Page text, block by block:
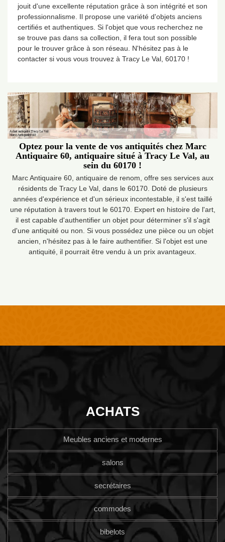
jouit d'une excellente réputation grâce à son intégrité et son
professionnalisme. Il propose une variété d'objets anciens
certifiés et authentiques. Si l'objet que vous recherchez ne
se trouve pas dans sa collection, il fera tout son possible
pour le trouver grâce à son réseau. N'hésitez pas à le
contacter si vous vous trouvez à Tracy Le Val, 60170 !
Optez pour la vente de vos antiquités chez Marc
Antiquaire 60, antiquaire situé à Tracy Le Val, au
sein du 60170 !
Marc Antiquaire 60, antiquaire de renom, offre ses services aux
résidents de Tracy Le Val, dans le 60170. Doté de plusieurs
années d'expérience et d'un sérieux incontestable, il s'est taillé
une réputation à travers tout le 60170. Expert en histoire de l'art,
il est capable d'authentifier un objet pour déterminer s'il s'agit
d'une antiquité ou non. Si vous possédez une pièce ou un objet
ancien, n'hésitez pas à le faire authentifier. Si l'objet est une
antiquité, il pourrait être vendu à un prix avantageux.
ACHATS
Meubles anciens et modernes
salons
secrétaires
commodes
bibelots